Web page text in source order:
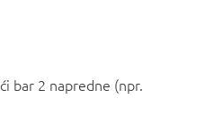
bar 2 napredne (npr.